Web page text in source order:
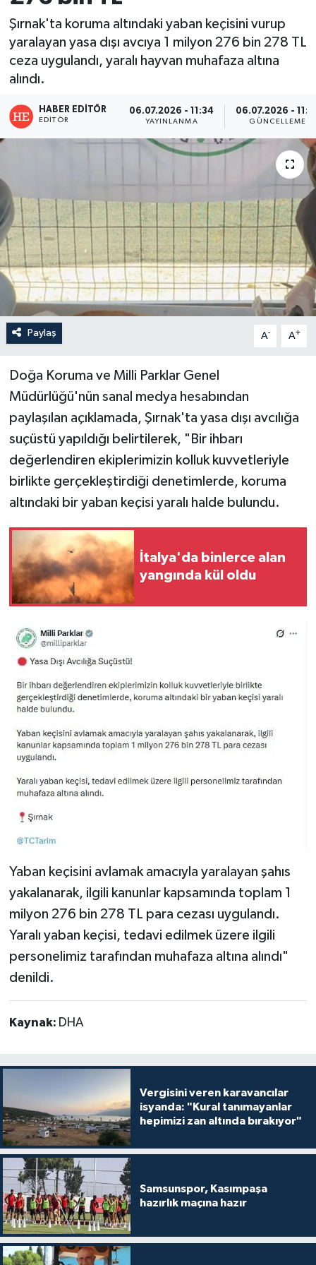
Şırnak'ta koruma altındaki yaban keçisini vurup
yaralayan yasa dışı avcıya 1 milyon 276 bin 278 TL
ceza uygulandı, yaralı hayvan muhafaza altına
alındı.
HABER EDITÖR
EDITÖR
06.07.2026 - 11:34
YAYINLANMA
06.07.2026 -
GÜNCELLEME
Paylaş A- A+
Doğa Koruma ve Milli Parklar Genel
Müdürlüğü'nün sanal medya hesabından
paylaşılan açıklamada, Şırnak'ta yasa dışı avcılığa
suçüstü yapıldığı belirtilerek, "Bir ihbarı
değerlendiren ekiplerimizin kolluk kuvvetleriyle
birlikte gerçekleştirdiği denetimlerde, koruma
altındaki bir yaban keçisi yaralı halde bulundu.
İtalya'da binlerce alan
yangında kül oldu
Yaban keçisini avlamak amacıyla yaralayan şahıs
yakalanarak, ilgili kanunlar kapsamında toplam 1
milyon 276 bin 278 TL para cezası uygulandı.
Yaralı yaban keçisi, tedavi edilmek üzere ilgili
personelimiz tarafından muhafaza altına alındı"
denildi.
Kaynak: DHA
Vergisini veren karavancılar
isyanda: "Kural tanımayanlar
hepimizi zan altında bırakıyor"
Samsunspor, Kasımpaşa
hazırlık maçına hazır